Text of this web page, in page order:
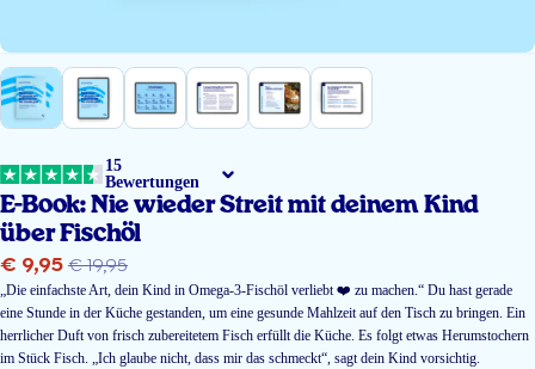
15
Bewertungen
E-Book: Nie wieder Streit mit deinem Kind
über Fischöl
Angebotspreis
€ 9,95 Regulärer
Preis
€ 19,95
„Die einfachste Art, dein Kind in Omega-3-Fischöl verliebt ❤️ zu machen.“ Du hast gerade
eine Stunde in der Küche gestanden, um eine gesunde Mahlzeit auf den Tisch zu bringen. Ein
herrlicher Duft von frisch zubereitetem Fisch erfüllt die Küche. Es folgt etwas Herumstochern
im Stück Fisch. „Ich glaube nicht, dass mir das schmeckt“, sagt dein Kind vorsichtig.